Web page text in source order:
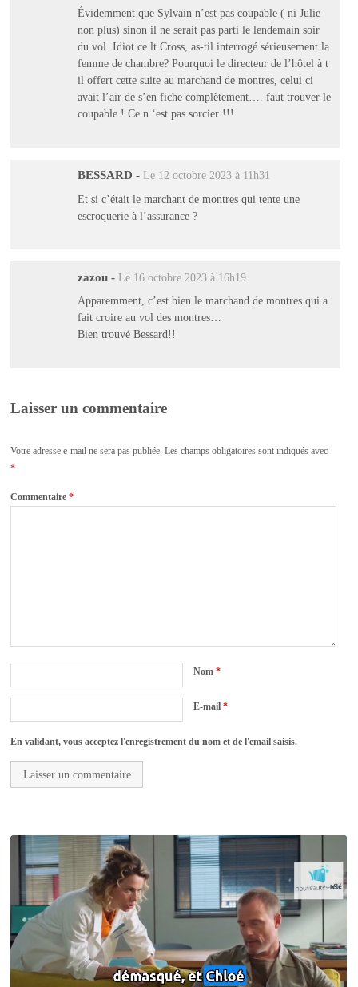
Évidemment que Sylvain n’est pas coupable ( ni Julie
non plus) sinon il ne serait pas parti le lendemain soir
du vol. Idiot ce lt Cross, as-til interrogé sérieusement la
femme de chambre? Pourquoi le directeur de l’hôtel à t
il offert cette suite au marchand de montres, celui ci
avait l’air de s’en fiche complètement…. faut trouver le
coupable ! Ce n ‘est pas sorcier !!!
BESSARD - Le 12 octobre 2023 à 11h31
Et si c’était le marchant de montres qui tente une
escroquerie à l’assurance ?
zazou - Le 16 octobre 2023 à 16h19
Apparemment, c’est bien le marchand de montres qui a
fait croire au vol des montres…
Bien trouvé Bessard!!
Laisser un commentaire
Votre adresse e-mail ne sera pas publiée. Les champs obligatoires sont indiqués avec
*
Commentaire*
Nom*
E-mail*
En validant, vous acceptez l'enregistrement du nom et de l'email saisis.